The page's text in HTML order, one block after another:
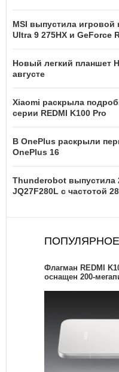
MSI выпустила игровой
Ultra 9 275HX и GeForce
Новый легкий планшет
августе
Xiaomi раскрыла
серии REDMI K100 Pro
В OnePlus раскрыли
OnePlus 16
Thunderobot
JQ27F280L с частотой
Флагман REDMI
оснащен 200-